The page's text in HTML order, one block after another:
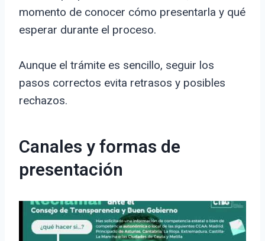
momento de conocer cómo presentarla y qué
esperar durante el proceso.
Aunque el trámite es sencillo, seguir los
pasos correctos evita retrasos y posibles
rechazos.
Canales y formas de
presentación